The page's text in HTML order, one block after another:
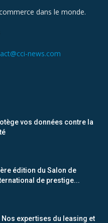
dans le monde.
news.com
vos données contre la
édition du Salon de
de prestige...
Nos expertises du leasing et